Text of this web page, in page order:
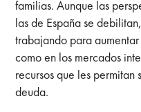
familias. Aunque las
las de España se
trabajando para aumentar
como en los mercados
recursos que les permitan
deuda.